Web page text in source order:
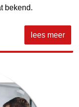
bekend.
lees meer